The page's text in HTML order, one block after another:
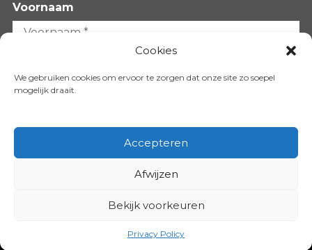
Cookies
We gebruiken cookies om ervoor te zorgen dat onze site zo soepel
mogelijk draait.
Accepteren
Afwijzen
Bekijk voorkeuren
Privacy Policy
Voornaam
VOLG ONS OP: